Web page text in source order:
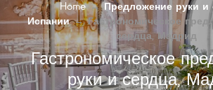
Home → Предложение руки и
Испании → Гастрономическое
сердца, Мадрид
Гастрономическое
руки и сердца,